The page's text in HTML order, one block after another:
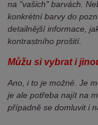
na "vašich" barvách.
konkrétní barvy do
detailnější informace,
kontrastního prošití.
Můžu si vybrat i
Ano, i to je možné. Je
je ale potřeba najít na
případně se domluvit i